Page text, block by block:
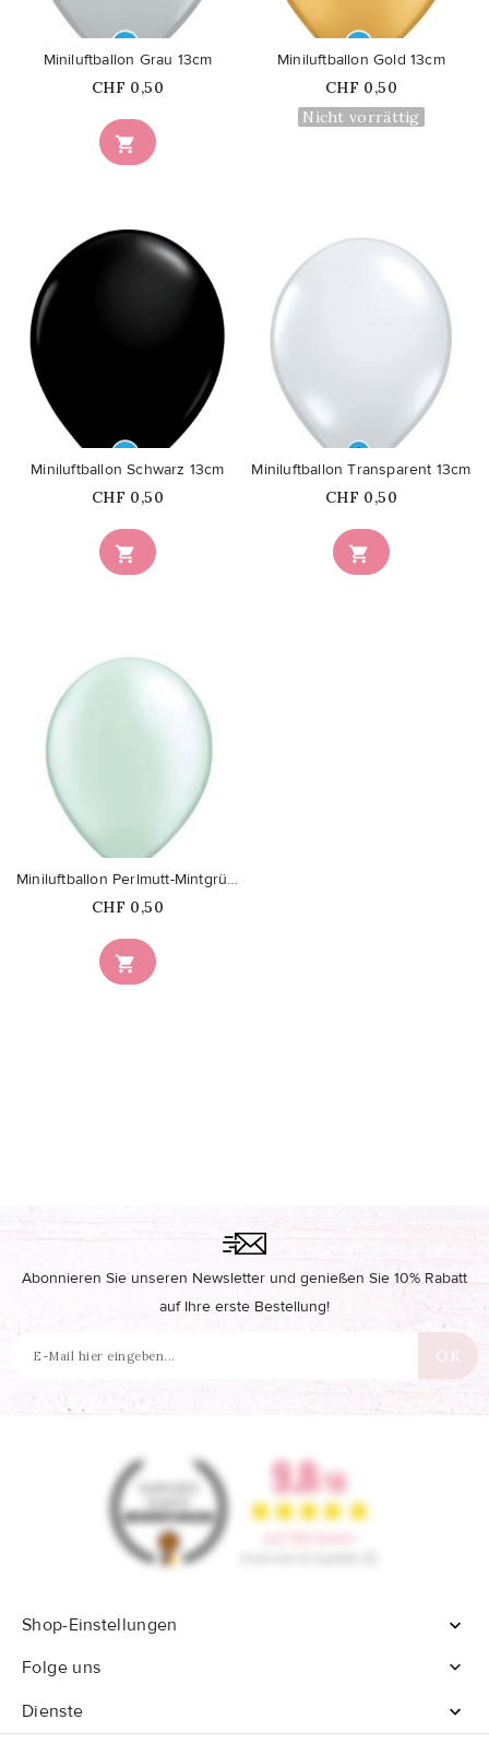

Miniluftballon Grau 13cm
Price
CHF 0,50
Miniluftballon Gold 13cm
Price
CHF 0,50
Nicht vorrättig
favorite_border

Miniluftballon Schwarz 13cm
Price
CHF 0,50
favorite_border

Miniluftballon Transparent 13cm
Price
CHF 0,50

Miniluftballon Perlmutt-Mintgrün...
Price
CHF 0,50
Abonnieren Sie unseren Newsletter und genießen Sie 10% Rabatt
auf Ihre erste Bestellung!
Shop-Einstellungen

Folge uns

Dienste
